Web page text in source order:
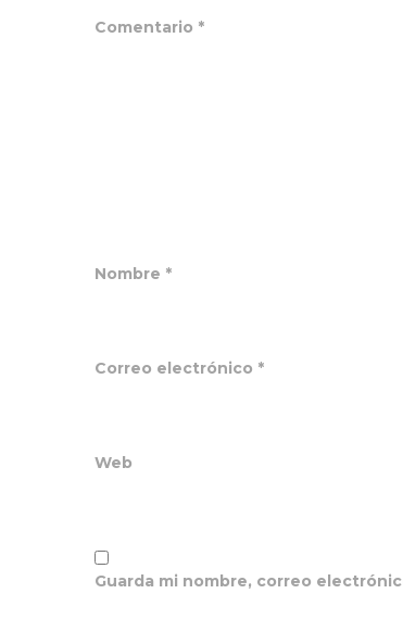
Comentario *
Nombre *
Correo electrónico *
Web
Guarda mi nombre, correo